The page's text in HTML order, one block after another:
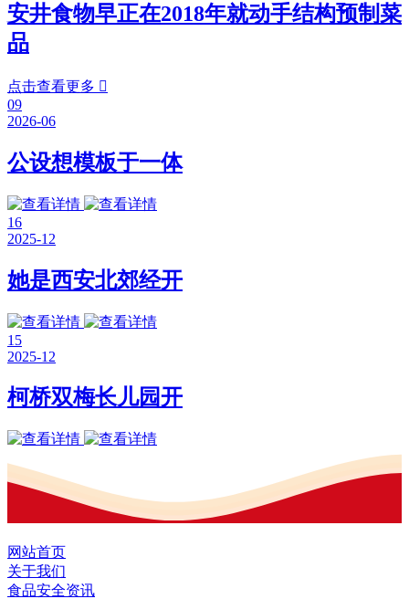
安井食物早正在2018年就动手结构预制菜
品
点击查看更多 
09
2026-06
公设想模板于一体
16
2025-12
她是西安北郊经开
15
2025-12
柯桥双梅长儿园开
网站首页
关于我们
食品安全资讯